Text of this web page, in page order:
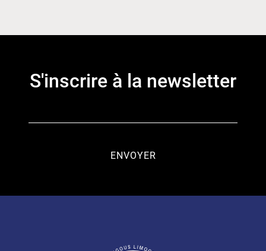
S'inscrire à la newsletter